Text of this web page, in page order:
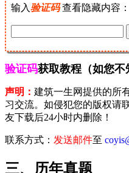
输入验证码查看隐藏内容：
验证码获取教程（如您不
声明： 建筑一生网提供的所
习交流。如侵犯您的版权请
友下载后24小时内删除！
联系方式： 发送邮件至
三、历年真题